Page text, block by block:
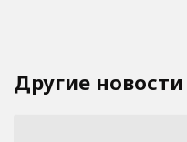
Другие новости